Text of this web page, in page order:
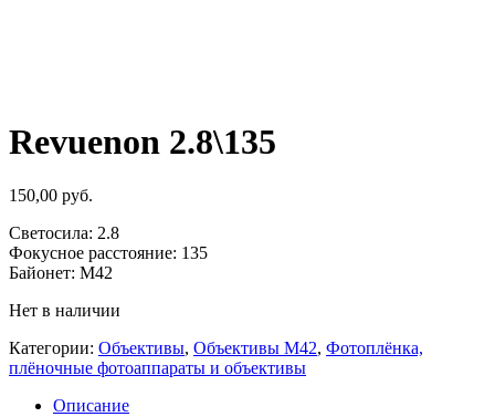
Revuenon 2.8\135
150,00 руб.
Светосила: 2.8
Фокусное расстояние: 135
Байонет: M42
Нет в наличии
Категории: Объективы, Объективы М42, Фотоплёнка,
плёночные фотоаппараты и объективы
Описание